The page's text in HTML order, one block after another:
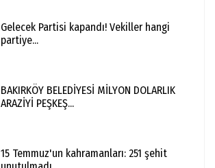
Gelecek Partisi kapandı! Vekiller hangi
partiye...
BAKIRKÖY BELEDİYESİ MİLYON DOLARLIK
ARAZİYİ PEŞKEŞ...
15 Temmuz'un kahramanları: 251 şehit